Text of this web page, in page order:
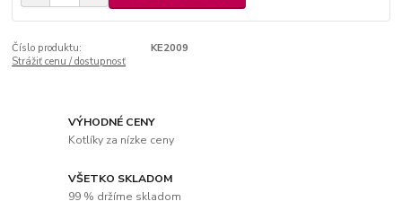
Číslo produktu:
KE2009
Strážiť cenu / dostupnosť
VÝHODNÉ CENY
Kotlíky za nízke ceny
VŠETKO SKLADOM
99 % držíme skladom